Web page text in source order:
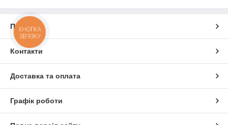
Про нас
Контакти
Доставка та оплата
Графік роботи
КНОПКА
ЗВ'ЯЗКУ